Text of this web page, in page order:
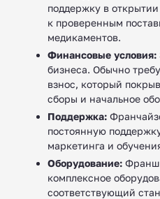
поддержку в
к проверенным
медикаментов.
Финансовые условия:
бизнеса. Обычно
взнос, который
сборы и начальное
Поддержка:
постоянную
маркетинга и
Оборудование:
комплексное
соответствующий